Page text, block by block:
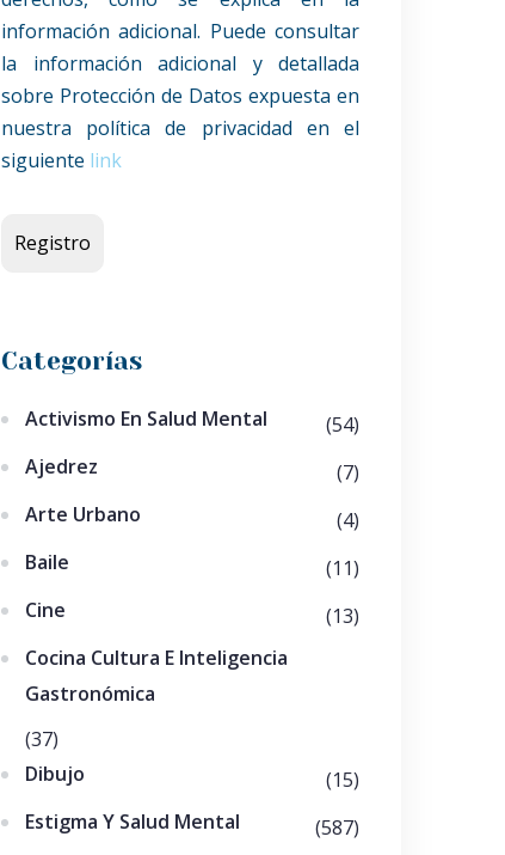
información adicional. Puede consultar
la información adicional y detallada
sobre Protección de Datos expuesta en
nuestra política de privacidad en el
siguiente link
Categorías
Activismo En Salud Mental
(54)
Ajedrez
(7)
Arte Urbano
(4)
Baile
(11)
Cine
(13)
Cocina Cultura E Inteligencia
Gastronómica
(37)
Dibujo
(15)
Estigma Y Salud Mental
(587)